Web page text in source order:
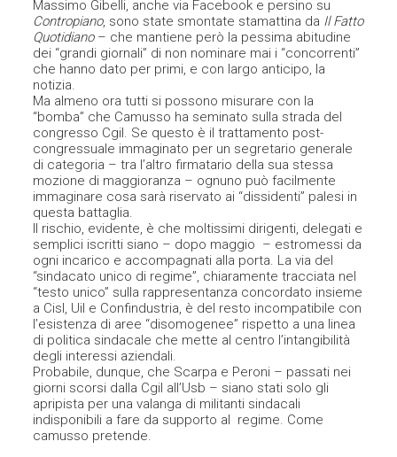
Massimo Gibelli, anche via Facebook e persino su
Contropiano, sono state smontate stamattina da Il Fatto
Quotidiano– che mantiene però la pessima abitudine
dei “grandi giornali” di non nominare mai i “concorrenti”
che hanno dato per primi, e con largo anticipo, la
notizia.
Ma almeno ora tutti si possono misurare con la
“bomba” che Camusso ha seminato sulla strada del
congresso Cgil. Se questo è il trattamento post-
congressuale immaginato per un segretario generale
di categoria – tra l’altro firmatario della sua stessa
mozione di maggioranza – ognuno può facilmente
immaginare cosa sarà riservato ai “dissidenti” palesi in
questa battaglia.
Il rischio, evidente, è che moltissimi dirigenti, delegati e
semplici iscritti siano – dopo maggio – estromessi da
ogni incarico e accompagnati alla porta. La via del
“sindacato unico di regime”, chiaramente tracciata nel
“testo unico” sulla rappresentanza concordato insieme
a Cisl, Uil e Confindustria, è del resto incompatibile con
l’esistenza di aree “disomogenee” rispetto a una linea
di politica sindacale che mette al centro l’intangibilità
degli interessi aziendali.
Probabile, dunque, che Scarpa e Peroni – passati nei
giorni scorsi dalla Cgil all’Usb – siano stati solo gli
apripista per una valanga di militanti sindacali
indisponibili a fare da supporto al regime. Come
camusso pretende.